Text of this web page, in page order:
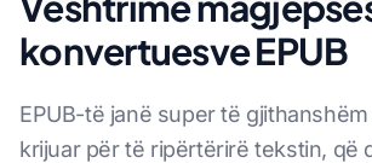
konvertuesve EPUB
EPUB-të janë super të
krijuar për të ripërtërirë tekstin, që